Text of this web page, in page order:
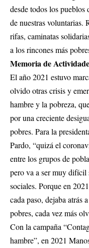
desde todos los pueblos
de nuestras voluntarias.
rifas, caminatas
a los rincones más
Memoria de
El año 2021 estuvo
olvido otras crisis y
hambre y la pobreza,
por una creciente
pobres. Para la
Pardo, “quizá el
entre los grupos de
pero va a ser muy difícil
sociales. Porque en
cada paso, dejaba atrás
pobres, cada vez más
Con la campaña
hambre”, en 2021